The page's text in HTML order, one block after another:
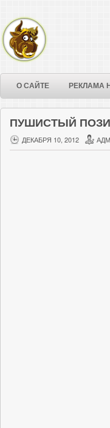
О САЙТЕ РЕКЛАМА
ПУШИСТЫЙ
ДЕКАБРЯ 10, 2012